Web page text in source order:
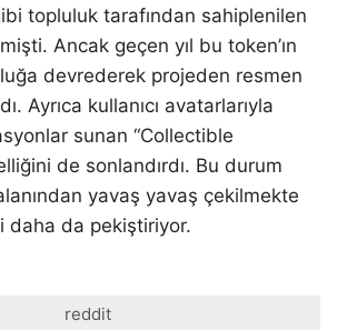
topluluk tarafından sahiplenilen
Ancak geçen yıl bu token’ın
devrederek projeden resmen
Ayrıca kullanıcı avatarlarıyla
sunan “Collectible
de sonlandırdı. Bu durum
yavaş yavaş çekilmekte
daha da pekiştiriyor.
reddit